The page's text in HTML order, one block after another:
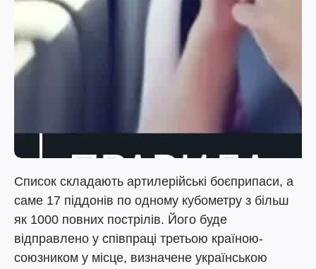
Список складають артилерійські боєприпаси, а
саме 17 піддонів по одному кубометру з більш
як 1000 повних пострілів. Його буде
відправлено у співпраці третьою країною-
союзником у місце, визначене українською